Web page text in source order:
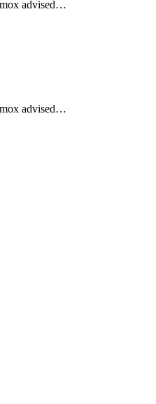
advised…
advised…